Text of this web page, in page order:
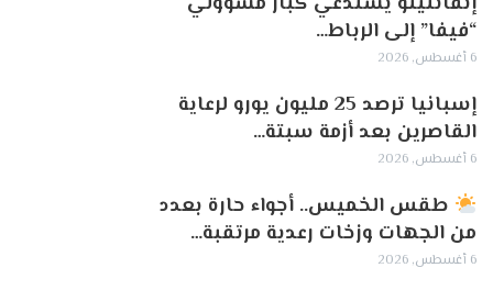
“فيفا” إلى الرباط…
6 أغسطس, 2026
إسبانيا ترصد 25 مليون يورو لرعاية
القاصرين بعد أزمة سبتة…
6 أغسطس, 2026
طقس الخميس.. أجواء حارة بعدد
من الجهات وزخات رعدية مرتقبة…
6 أغسطس, 2026